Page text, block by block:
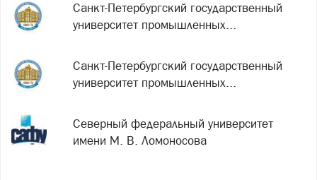
Санкт-Петербургский государственный
университет промышленных...
Санкт-Петербургский государственный
университет промышленных...
Северный федеральный университет
имени М. В. Ломоносова